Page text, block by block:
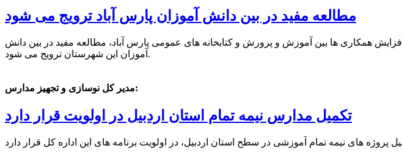
مطالعه مفید در بین دانش آموزان پارس آباد ترویج می شود
همکاری ها بین آموزش و پرورش و کتابخانه های عمومی پارس آباد، مطالعه مفید در بین دانش
آموزان این شهرستان ترویج می شود.
مدیر کل نوسازی و تجهیز مدارس:
تکمیل مدارس نیمه تمام استان اردبیل در اولویت قرار دارد